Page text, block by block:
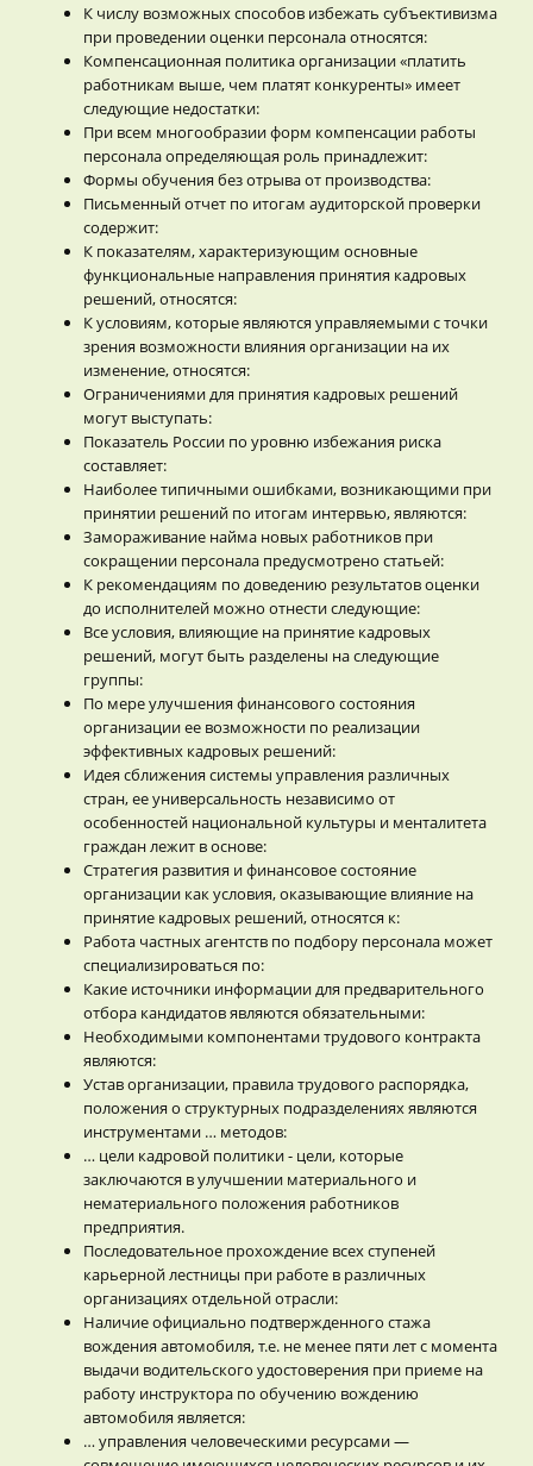
К числу возможных способов избежать субъективизма
при проведении оценки персонала относятся:
Компенсационная политика организации «платить
работникам выше, чем платят конкуренты» имеет
следующие недостатки:
При всем многообразии форм компенсации работы
персонала определяющая роль принадлежит:
Формы обучения без отрыва от производства:
Письменный отчет по итогам аудиторской проверки
содержит:
К показателям, характеризующим основные
функциональные направления принятия кадровых
решений, относятся:
К условиям, которые являются управляемыми с точки
зрения возможности влияния организации на их
изменение, относятся:
Ограничениями для принятия кадровых решений
могут выступать:
Показатель России по уровню избежания риска
составляет:
Наиболее типичными ошибками, возникающими при
принятии решений по итогам интервью, являются:
Замораживание найма новых работников при
сокращении персонала предусмотрено статьей:
К рекомендациям по доведению результатов оценки
до исполнителей можно отнести следующие:
Все условия, влияющие на принятие кадровых
решений, могут быть разделены на следующие
группы:
По мере улучшения финансового состояния
организации ее возможности по реализации
эффективных кадровых решений:
Идея сближения системы управления различных
стран, ее универсальность независимо от
особенностей национальной культуры и менталитета
граждан лежит в основе:
Стратегия развития и финансовое состояние
организации как условия, оказывающие влияние на
принятие кадровых решений, относятся к:
Работа частных агентств по подбору персонала может
специализироваться по:
Какие источники информации для предварительного
отбора кандидатов являются обязательными:
Необходимыми компонентами трудового контракта
являются:
Устав организации, правила трудового распорядка,
положения о структурных подразделениях являются
инструментами … методов:
… цели кадровой политики - цели, которые
заключаются в улучшении материального и
нематериального положения работников
предприятия.
Последовательное прохождение всех ступеней
карьерной лестницы при работе в различных
организациях отдельной отрасли:
Наличие официально подтвержденного стажа
вождения автомобиля, т.е. не менее пяти лет с момента
выдачи водительского удостоверения при приеме на
работу инструктора по обучению вождению
автомобиля является:
… управления человеческими ресурсами —